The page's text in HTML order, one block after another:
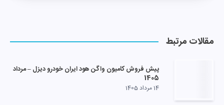
مقالات مرتبط
پیش فروش کامیون واگن هود ایران خودرو دیزل – مرداد
1405
14 مرداد 1405